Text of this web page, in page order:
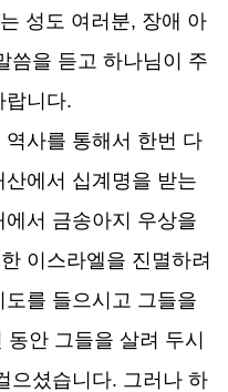
성도 여러분, 장애 아
씀을 듣고 하나님이 주
랍니다.
사를 통해서 한번 다
에서 십계명을 받는
서 금송아지 우상을
이스라엘을 진멸하려
를 들으시고 그들을
안 그들을 살려 두시
으셨습니다. 그러나 하